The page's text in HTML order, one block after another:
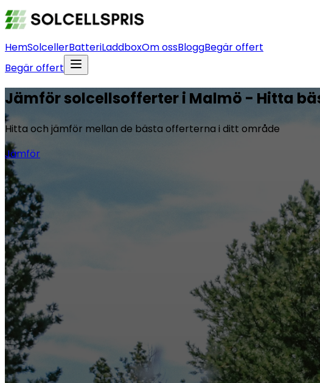
HemSolcellerBatteriLaddboxOm ossBloggBegär offert
Begär offert
Jämför solcellsofferter i Malmö - Hitta
Hitta och jämför mellan de bästa offerterna i ditt område
Jämför